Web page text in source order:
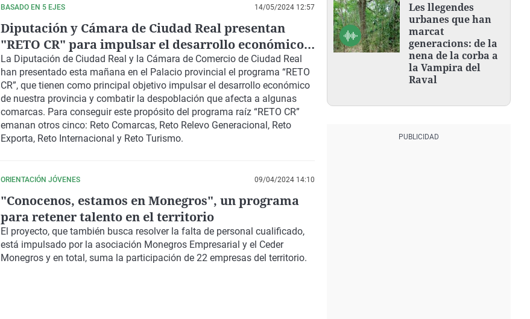
BASADO EN 5 EJES 14/05/2024 12:57
Diputación y Cámara de Ciudad Real presentan
"RETO CR" para impulsar el desarrollo económico
en la provincia y combatir la despoblación
La Diputación de Ciudad Real y la Cámara de Comercio de Ciudad Real
han presentado esta mañana en el Palacio provincial el programa “RETO
CR”, que tienen como principal objetivo impulsar el desarrollo económico
de nuestra provincia y combatir la despoblación que afecta a algunas
comarcas. Para conseguir este propósito del programa raíz “RETO CR”
emanan otros cinco: Reto Comarcas, Reto Relevo Generacional, Reto
Exporta, Reto Internacional y Reto Turismo.
ORIENTACIÓN JÓVENES 09/04/2024 14:10
"Conocenos, estamos en Monegros", un programa
para retener talento en el territorio
El proyecto, que también busca resolver la falta de personal cualificado,
está impulsado por la asociación Monegros Empresarial y el Ceder
Monegros y en total, suma la participación de 22 empresas del territorio.
Les llegendes
urbanes que han
marcat
generacions: de la
nena de la corba a
la Vampira del
Raval